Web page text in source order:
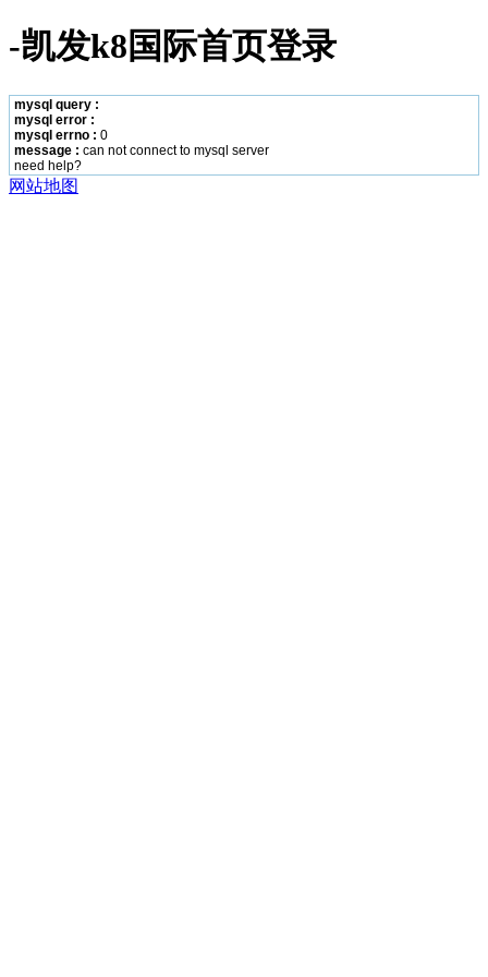
-凯发k8国际首页登录
mysql query :
mysql error :
mysql errno : 0
message : can not connect to mysql server
need help?
网站地图